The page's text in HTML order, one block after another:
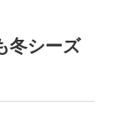
冬シーズ